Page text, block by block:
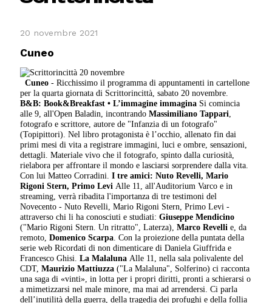
20 novembre 2021
Cuneo
Cuneo - Ricchissimo il programma di appuntamenti in cartellone
per la quarta giornata di Scrittorincittà, sabato 20 novembre.
B&B: Book&Breakfast • L’immagine immagina Si comincia
alle 9, all'Open Baladin, incontrandoMassimiliano Tappari
fotografo e scrittore, autore de "Infanzia di un fotografo"
(Topipittori). Nel libro protagonista è l’occhio, allenato fin dai
primi mesi di vita a registrare immagini, luci e ombre, sensazioni,
dettagli. Materiale vivo che il fotografo, spinto dalla curiosità,
rielabora per affrontare il mondo e lasciarsi sorprendere dalla vita.
Con lui Matteo Corradini.I tre amici: Nuto Revelli, Mario
Rigoni Stern, Primo Levi Alle 11, all'Auditorium Varco e in
streaming, verrà ribadita l'importanza di tre testimoni del
Novecento - Nuto Revelli, Mario Rigoni Stern, Primo Levi -
attraverso chi li ha conosciuti e studiati:Giuseppe Mendicino
("Mario Rigoni Stern. Un ritratto", Laterza),Marco Revelli e, da
remoto,Domenico Scarpa . Con la proiezione della puntata della
serie web Ricordati di non dimenticare di Daniela Giuffrida e
Francesco Ghisi.La Malaluna Alle 11, nella sala polivalente del
CDT,Maurizio Mattiuzza ("La Malaluna", Solferino) ci racconta
una saga di «vinti», in lotta per i propri diritti, pronti a schierarsi o
a mimetizzarsi nel male minore, ma mai ad arrendersi. Ci parla
dell’inutilità della guerra, della tragedia dei profughi e della follia